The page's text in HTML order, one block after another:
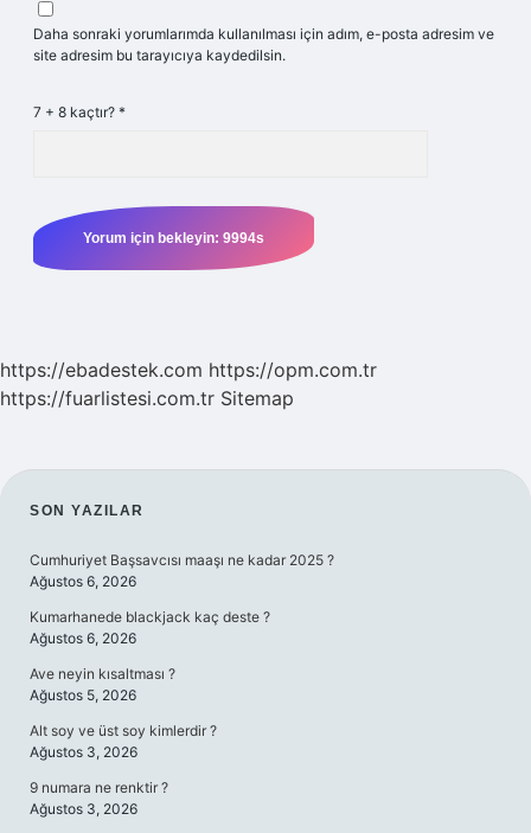
Daha sonraki yorumlarımda kullanılması için adım, e-posta adresim ve
site adresim bu tarayıcıya kaydedilsin.
7 + 8 kaçtır? *
https://ebadestek.com https://opm.com.tr
https://fuarlistesi.com.tr Sitemap
SIDEBAR
SON YAZILAR
Cumhuriyet Başsavcısı maaşı ne kadar 2025 ?
Ağustos 6, 2026
Kumarhanede blackjack kaç deste ?
Ağustos 6, 2026
Ave neyin kısaltması ?
Ağustos 5, 2026
Alt soy ve üst soy kimlerdir ?
Ağustos 3, 2026
9 numara ne renktir ?
Ağustos 3, 2026